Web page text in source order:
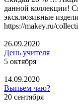
данной коллекции!
эксклюзивные
https://makey.ru/
26.09.2020
День учителя
5 октября
14.09.2020
Выпьем чаю?
20 сентября